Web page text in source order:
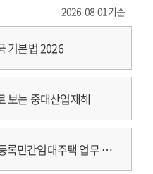
2026-08-01기준
기본법 2026
보는 중대산업재해
록민간임대주택 업무 편